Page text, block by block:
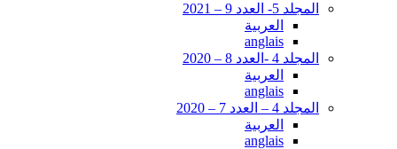
المجلد 5- العدد 9 – 2021
العربية
anglais
المجلد 4 -العدد 8 – 2020
العربية
anglais
المجلد 4 – العدد 7 – 2020
العربية
anglais